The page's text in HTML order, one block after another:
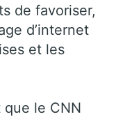
de favoriser,
d’internet
et les
que le CNN